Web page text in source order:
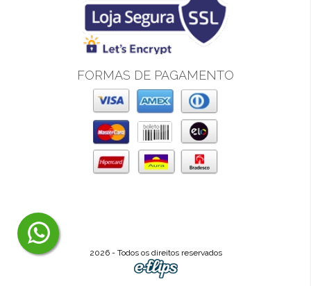
FORMAS DE PAGAMENTO
2026 - Todos os direitos reservados